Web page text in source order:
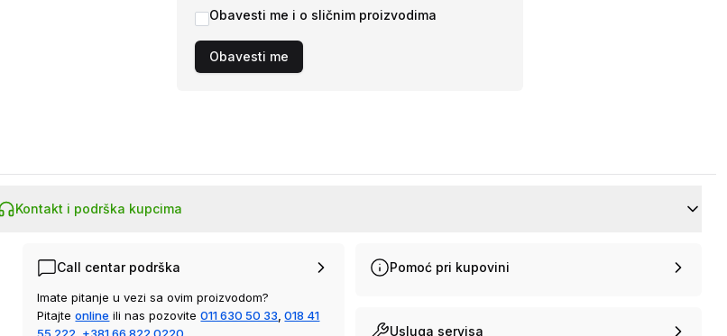
Obavesti me i o sličnim proizvodima
Obavesti me
Kontakt i podrška kupcima
Call centar podrška
Imate pitanje u vezi sa ovim proizvodom?
Pitajte online ili nas pozovite 011 630 50 33 018 41
Pomoć pri kupovini
Usluga servisa